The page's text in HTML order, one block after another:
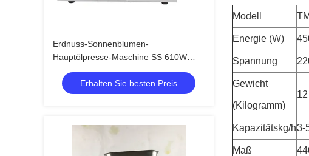
Erdnuss-Sonnenblumen-
Hauptölpresse-Maschine SS 610W
6kg/H
Erhalten Sie besten Preis
Modell
Energie (W)
Spannung
Gewicht
(Kilogramm)
12
Kapazitätskg/h3-
Maß